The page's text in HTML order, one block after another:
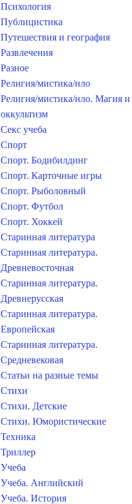
Психология
Публицистика
Путешествия и география
Развлечения
Разное
Религия/мистика/нло
Религия/мистика/нло. Магия и
оккультизм
Секс учеба
Спорт
Спорт. Бодибилдинг
Спорт. Карточные игры
Спорт. Рыболовный
Спорт. Футбол
Спорт. Хоккей
Старинная литература
Старинная литература.
Древневосточная
Старинная литература.
Древнерусская
Старинная литература.
Европейская
Старинная литература.
Средневековая
Статьи на разные темы
Стихи
Стихи. Детские
Стихи. Юмористические
Техника
Триллер
Учеба
Учеба. Английский
Учеба. История